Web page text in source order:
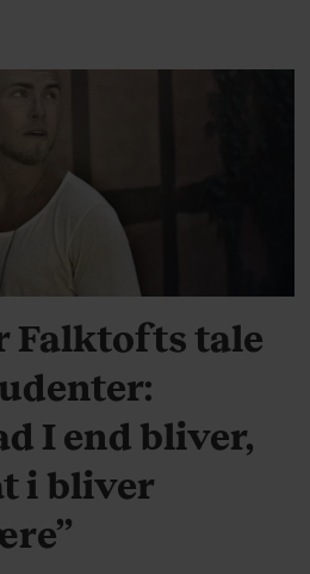
Falktofts tale
I end bliver,
i bliver